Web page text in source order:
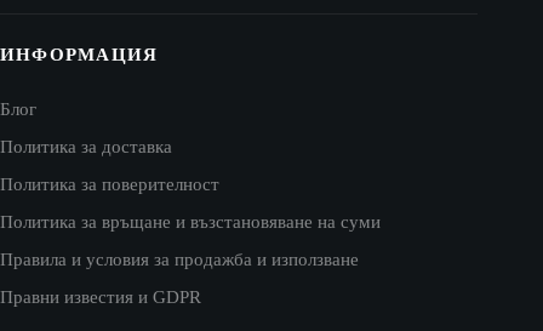
ИНФОРМАЦИЯ
Блог
Политика за доставка
Политика за поверителност
Политика за връщане и възстановяване на суми
Правила и условия за продажба и използване
Правни известия и GDPR